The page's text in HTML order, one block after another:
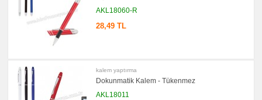
AKL18060-R
28,49 TL
kalem yaptırma
Dokunmatik Kalem - Tükenmez
AKL18011
Kalem
promosyon